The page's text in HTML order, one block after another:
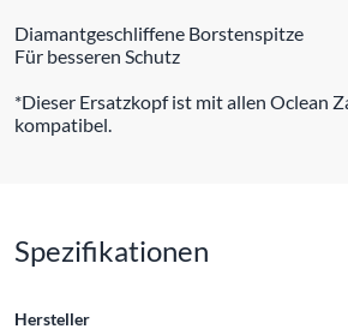
Diamantgeschliffene Borstenspitze
Für besseren Schutz
*Dieser Ersatzkopf ist mit allen Oclean
kompatibel.
Spezifikationen
Hersteller